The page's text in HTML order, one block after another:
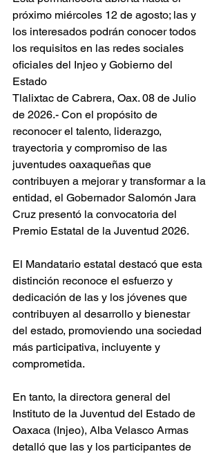
próximo miércoles 12 de agosto; las y
los interesados podrán conocer todos
los requisitos en las redes sociales
oficiales del Injeo y Gobierno del
Estado
Tlalixtac de Cabrera, Oax. 08 de Julio
de 2026.- Con el propósito de
reconocer el talento, liderazgo,
trayectoria y compromiso de las
juventudes oaxaqueñas que
contribuyen a mejorar y transformar a la
entidad, el Gobernador Salomón Jara
Cruz presentó la convocatoria del
Premio Estatal de la Juventud 2026.
El Mandatario estatal destacó que esta
distinción reconoce el esfuerzo y
dedicación de las y los jóvenes que
contribuyen al desarrollo y bienestar
del estado, promoviendo una sociedad
más participativa, incluyente y
comprometida.
En tanto, la directora general del
Instituto de la Juventud del Estado de
Oaxaca (Injeo), Alba Velasco Armas
detalló que las y los participantes de